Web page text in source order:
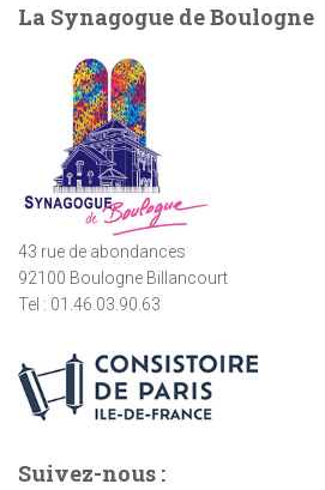
rLa Synagogue de Boulogne
43 rue de abondances
92100 Boulogne Billancourt
Tel : 01.46.03.90.63
Suivez-nous :